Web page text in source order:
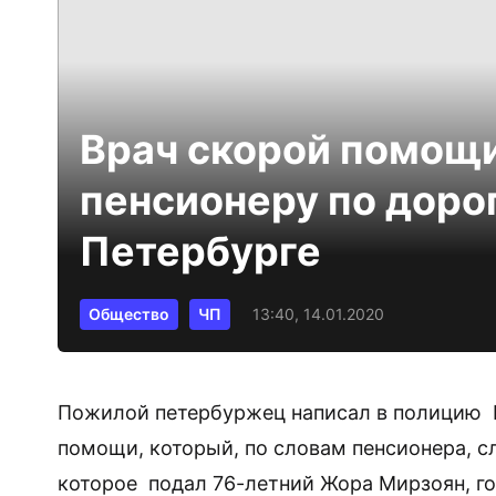
Врач скорой
пенсионеру по
Петербурге
Общество ЧП 13:40, 14.01.2020
Пожилой петербуржец написал в полицию
помощи, который, по словам пенсионера,
которое подал 76-летний Жора Мирзоян,